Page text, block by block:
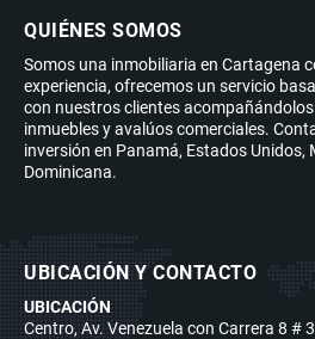
QUIÉNES SOMOS
Somos una inmobiliaria en Cartagena
experiencia, ofrecemos un servicio
con nuestros clientes
inmuebles y avalúos comerciales.
inversión en Panamá, Estados Unidos,
Dominicana.
UBICACIÓN Y CONTACTO
UBICACIÓN
Centro, Av. Venezuela con Carrera 8 #